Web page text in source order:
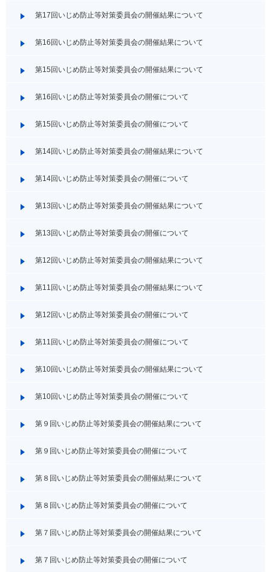
第17回いじめ防止等対策委員会の開催結果について
第16回いじめ防止等対策委員会の開催結果について
第15回いじめ防止等対策委員会の開催結果について
第16回いじめ防止等対策委員会の開催について
第15回いじめ防止等対策委員会の開催について
第14回いじめ防止等対策委員会の開催結果について
第14回いじめ防止等対策委員会の開催について
第13回いじめ防止等対策委員会の開催結果について
第13回いじめ防止等対策委員会の開催について
第12回いじめ防止等対策委員会の開催結果について
第11回いじめ防止等対策委員会の開催結果について
第12回いじめ防止等対策委員会の開催について
第11回いじめ防止等対策委員会の開催について
第10回いじめ防止等対策委員会の開催結果について
第10回いじめ防止等対策委員会の開催について
第９回いじめ防止等対策委員会の開催結果について
第９回いじめ防止等対策委員会の開催について
第８回いじめ防止等対策委員会の開催結果について
第８回いじめ防止等対策委員会の開催について
第７回いじめ防止等対策委員会の開催結果について
第７回いじめ防止等対策委員会の開催について